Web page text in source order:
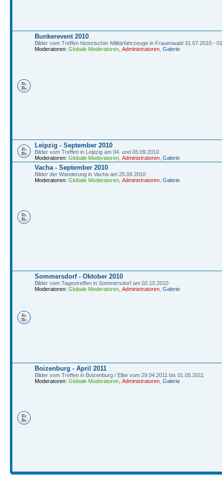
Bunkerevent 2010
Bilder vom Treffen historischer Militärfahrzeuge in Frauenwald 31.07.2010 -
Moderatoren: Globale Moderatoren Administratoren Galerie
Leipzig - September 2010
Bilder vom Treffen in Leipzig am 04. und 05.09.2010
Moderatoren: Globale Moderatoren Administratoren Galerie
Vacha - September 2010
Bilder der Wanderung in Vacha am 25.09.2010
Moderatoren: Globale Moderatoren Administratoren Galerie
Sommersdorf - Oktober 2010
Bilder vom Tagestreffen in Sommersdorf am 02.10.2010
Moderatoren: Globale Moderatoren Administratoren Galerie
Boizenburg - April 2011
Bilder vom Treffen in Boizenburg / Elbe vom 29.04.2011 bis 01.05.2011
Moderatoren: Globale Moderatoren Administratoren Galerie